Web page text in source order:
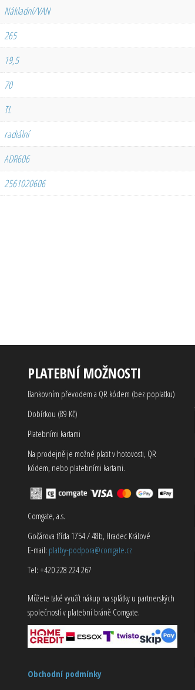
Nákladní/VAN
265
19,5
70
TL
radiální
ADR606
2561020606
PLATEBNÍ MOŽNOSTI
Bankovním převodem a QR kódem (bez poplatku)
Dobírkou (89 Kč)
Platebními kartami
Na prodejně je možné platit v hotovosti, QR
kódem, nebo platebními kartami.
Comgate, a.s.
Gočárova třída 1754 / 48b, Hradec Králové
E-mail: platby-podpora@comgate.cz
Tel: +420 228 224 267
Můžete také využít nákup na splátky u partnerských
společností v platební bráně Comgate.
Obchodní podmínky